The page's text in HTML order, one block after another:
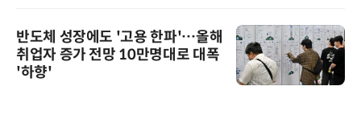
반도체 성장에도 '고용 한파'…올해
취업자 증가 전망 10만명대로 대폭
'하향'